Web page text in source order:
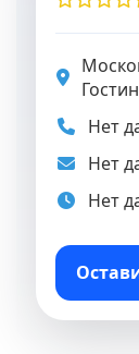
Нет
Нет
Нет